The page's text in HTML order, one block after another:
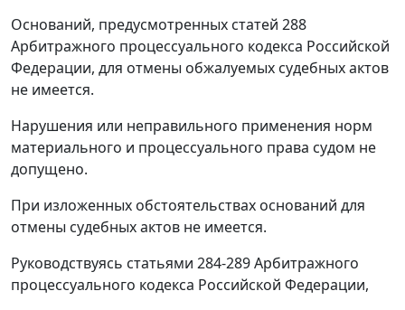
Оснований, предусмотренных статей 288
Арбитражного процессуального кодекса Российской
Федерации, для отмены обжалуемых судебных актов
не имеется.
Нарушения или неправильного применения норм
материального и процессуального права судом не
допущено.
При изложенных обстоятельствах оснований для
отмены судебных актов не имеется.
Руководствуясь статьями 284-289Арбитражного
процессуального кодекса Российской Федерации,